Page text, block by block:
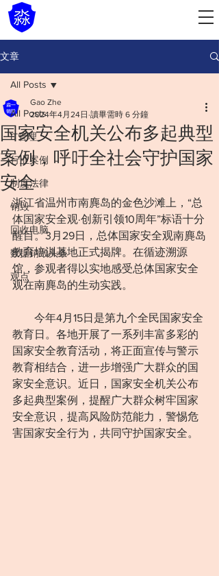
文章
All Posts
IT管理
行业案例
制度法律
销毁
回收电脑
数据销毁头条
观点
All Posts
国家安全机关公布多起典型
案例，呼吁全社会守护国家
安全
Gao Zhe
2024年4月24日 讀畢需時 6 分鐘
浙江省温州市南麂岛的金色沙滩上，“总
体国家安全观·创新引领10周年”标语十分
醒目。3月29日，总体国家安全观南麂岛
教育培训基地正式揭牌。在循迹溯源
馆，参观者得以实地感受总体国家安全
观在南麂岛的生动实践。
今年4月15日是第九个全民国家安全
教育日。各地开展了一系列丰富多彩的
国家安全教育活动，将正面宣传与警示
教育相结合，进一步增强广大群众的国
家安全意识。近日，国家安全机关公布
多起典型案例，提醒广大群众树牢国家
安全意识，提高风险防范能力，警惕危
害国家安全行为，共同守护国家安全。